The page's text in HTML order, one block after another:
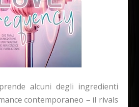
alcuni degli ingredienti
contemporaneo – il rivals